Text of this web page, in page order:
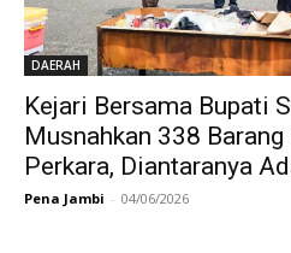
DAERAH
Kejari Bersama Bupati
Musnahkan 338
Perkara, Diantaranya
Pena Jambi - 04/06/2026